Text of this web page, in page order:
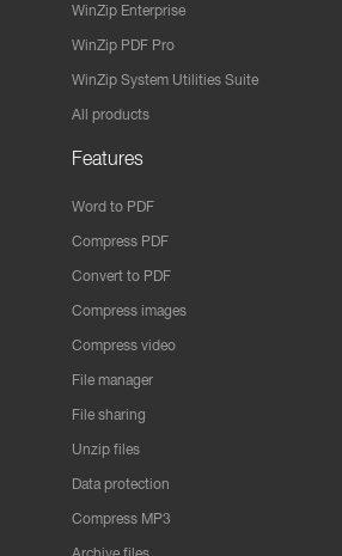
WinZip Enterprise
WinZip PDF Pro
WinZip System Utilities Suite
All products
Features
Word to PDF
Compress PDF
Convert to PDF
Compress images
Compress video
File manager
File sharing
Unzip files
Data protection
Compress MP3